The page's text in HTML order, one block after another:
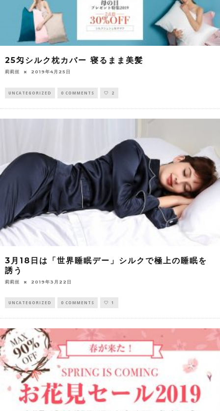
25匁シルク枕カバー 寝るまま美髪
莉莉丝 2019年4月25日
UNCATEGORIZED 0 COMMENTS 2
3月18日は「世界睡眠デー」シルクで極上の睡眠を
誘う
莉莉丝 2019年3月22日
UNCATEGORIZED 0 COMMENTS 1